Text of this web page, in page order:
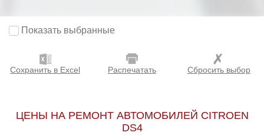
Показать выбранные
Сохранить в Excel Распечатать Сбросить выбор
ЦЕНЫ НА РЕМОНТ АВТОМОБИЛЕЙ CITROEN
DS4